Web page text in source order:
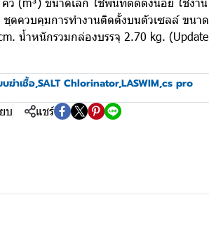
ชุดควบคุมการทำงานติดตั้งบนตัวเซลล์ ขนาด
น้ำหนักรวมกล่องบรรจุ 2.70 kg. (Update
บฆ่าเชื้อ,SALT Chlorinator,LASWIM,cs pro
บ แชร์